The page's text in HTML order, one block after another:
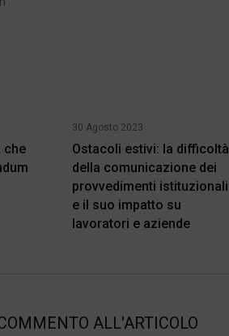
che
30 Agosto 2023
Ostacoli estivi: la difficoltà
della comunicazione dei
provvedimenti istituzionali
e il suo impatto su
lavoratori e aziende
ALL'ARTICOLO